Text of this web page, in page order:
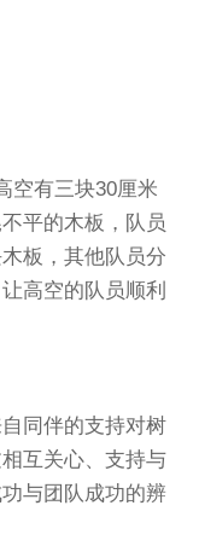
空有三块30厘米
平的木板，队员
板，其他队员分
高空的队员顺利
同伴的支持对树
互关心、支持与
与团队成功的辨